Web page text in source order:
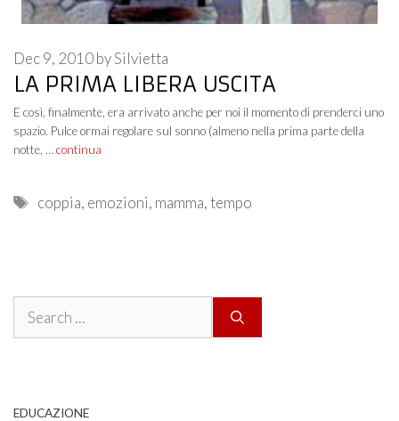
LA PRIMA LIBERA USCITA
Dec 9, 2010bySilvietta
E così, finalmente, era arrivato anche per noi il momento di prenderci uno
spazio. Pulce ormai regolare sul sonno (almeno nella prima parte della
notte, … continua
Tags
coppia, emozioni, mamma,tempo
Search
EDUCAZIONE